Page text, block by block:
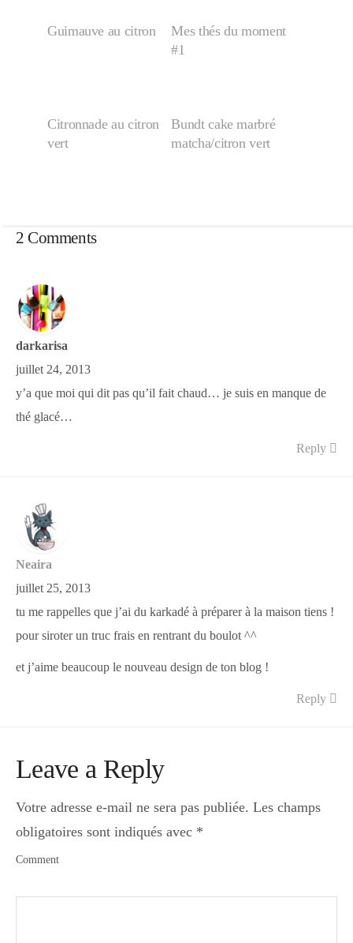
Guimauve au citron
Mes thés du moment
#1
Citronnade au citron
vert
Bundt cake marbré
matcha/citron vert
2 Comments
darkarisa
juillet 24, 2013
y’a que moi qui dit pas qu’il fait chaud… je suis en manque de
thé glacé…
Reply
Neaira
juillet 25, 2013
tu me rappelles que j’ai du karkadé à préparer à la maison tiens !
pour siroter un truc frais en rentrant du boulot ^^
et j’aime beaucoup le nouveau design de ton blog !
Reply
Leave a Reply
Votre adresse e-mail ne sera pas publiée. Les champs
obligatoires sont indiqués avec *
Comment